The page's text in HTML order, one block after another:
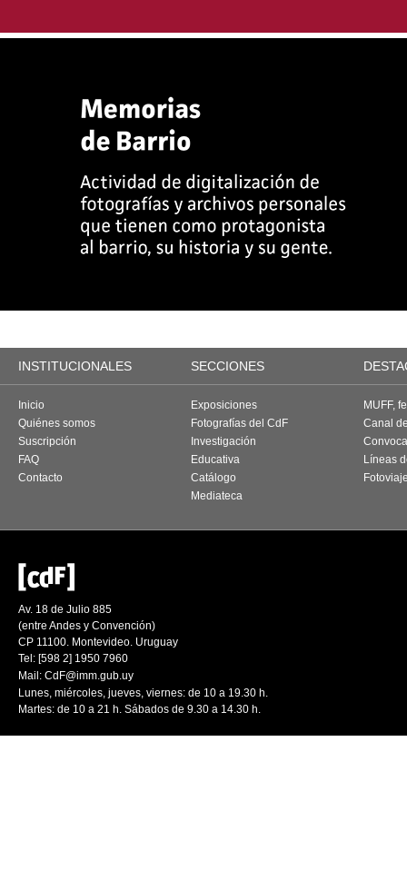
INSTITUCIONALES SECCIONES
Inicio
Quiénes somos
Suscripción
FAQ
Contacto
Exposiciones
Fotografías del CdF
Investigación
Educativa
Catálogo
Mediateca
MUFF,
Canal
Líneas
Av. 18 de Julio 885
(entre Andes y Convención)
CP 11100. Montevideo. Uruguay
Tel: [598 2] 1950 7960
Mail: CdF@imm.gub.uy
Lunes, miércoles, jueves, viernes: de 10 a 19.30 h.
Martes: de 10 a 21 h. Sábados de 9.30 a 14.30 h.